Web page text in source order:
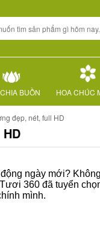
BUỒN HOA CHÚC
đẹp, nét, full HD
ngày mới?
360 đã tuyển
mình.